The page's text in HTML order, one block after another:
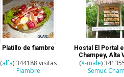
Platillo de fiambre
(alfa) 344188 visitas
Fiambre
Hostal El Portal
Champey, Alta
(X-male)
Semuc